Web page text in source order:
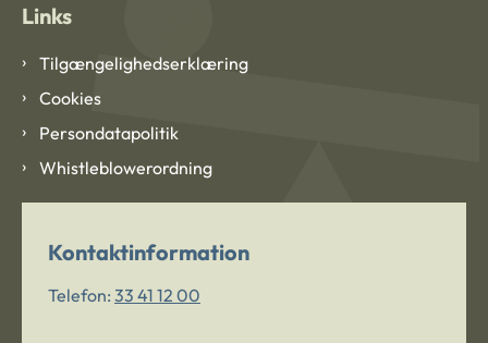
Links
Tilgængelighedserklæring
Cookies
Persondatapolitik
Whistleblowerordning
Kontaktinformation
Telefon: 33 41 12 00